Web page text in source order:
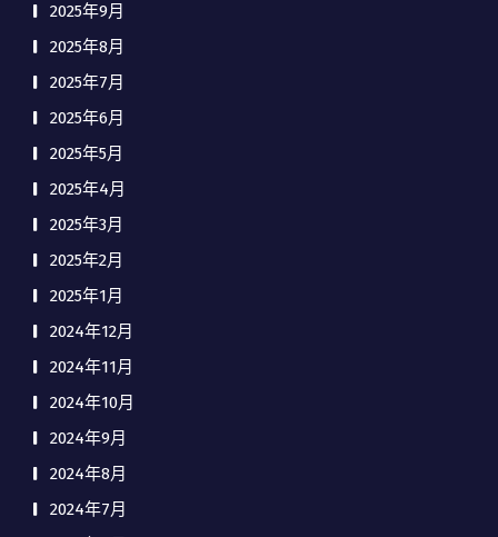
2025年9月
2025年8月
2025年7月
2025年6月
2025年5月
2025年4月
2025年3月
2025年2月
2025年1月
2024年12月
2024年11月
2024年10月
2024年9月
2024年8月
2024年7月